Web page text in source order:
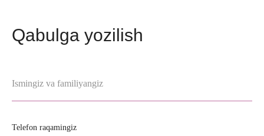
Qabulga yozilish
Ismingiz va familiyangiz
Telefon raqamingiz